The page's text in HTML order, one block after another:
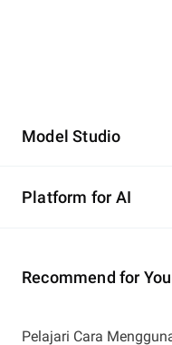
Model Studio
Platform for AI
Recommend for You
Pelajari Cara